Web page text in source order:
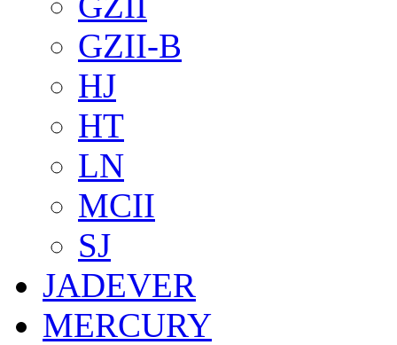
GZII-B
HJ
HT
LN
MCII
SJ
JADEVER
MERCURY